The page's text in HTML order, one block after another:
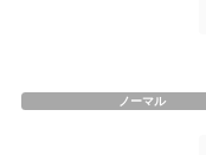
ノーマル